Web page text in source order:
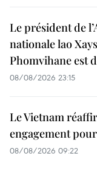
Le président de
nationale lao
Phomvihane est
08/08/2026 23:15
Le Vietnam
engagement
08/08/2026 09:22